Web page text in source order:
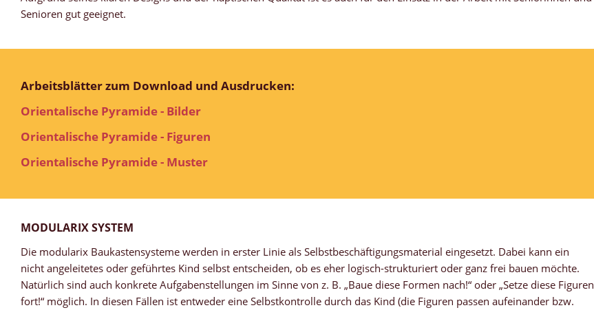
Senioren gut geeignet.
Arbeitsblätter zum Download und Ausdrucken:
Orientalische Pyramide - Bilder
Orientalische Pyramide - Figuren
Orientalische Pyramide - Muster
MODULARIX SYSTEM
Die modularix Baukastensysteme werden in erster Linie als Selbstbeschäftigungsmaterial eingesetzt. Dabei kann ein
nicht angeleitetes oder geführtes Kind selbst entscheiden, ob es eher logisch-strukturiert oder ganz frei bauen möchte.
Natürlich sind auch konkrete Aufgabenstellungen im Sinne von z. B. „Baue diese Formen nach!“ oder „Setze diese Figuren
fort!“ möglich. In diesen Fällen ist entweder eine Selbstkontrolle durch das Kind (die Figuren passen aufeinander bzw.